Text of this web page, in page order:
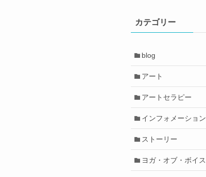
カテゴリー
blog
アート
アートセラピー
インフォメーション
ストーリー
ヨガ・オブ・ボイス